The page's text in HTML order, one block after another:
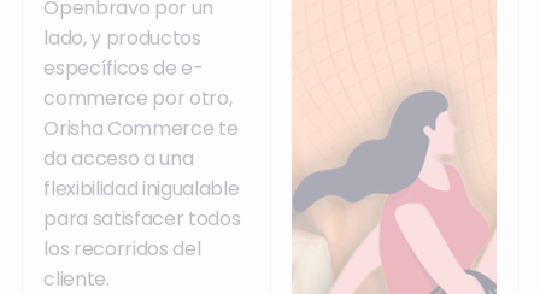
Openbravo por un
lado, y productos
específicos de e-
commerce por otro,
Orisha Commerce te
da acceso a una
flexibilidad inigualable
para satisfacer todos
los recorridos del
cliente.